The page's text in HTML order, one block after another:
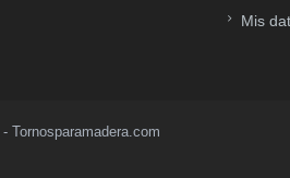
Mis
Tornosparamadera.com